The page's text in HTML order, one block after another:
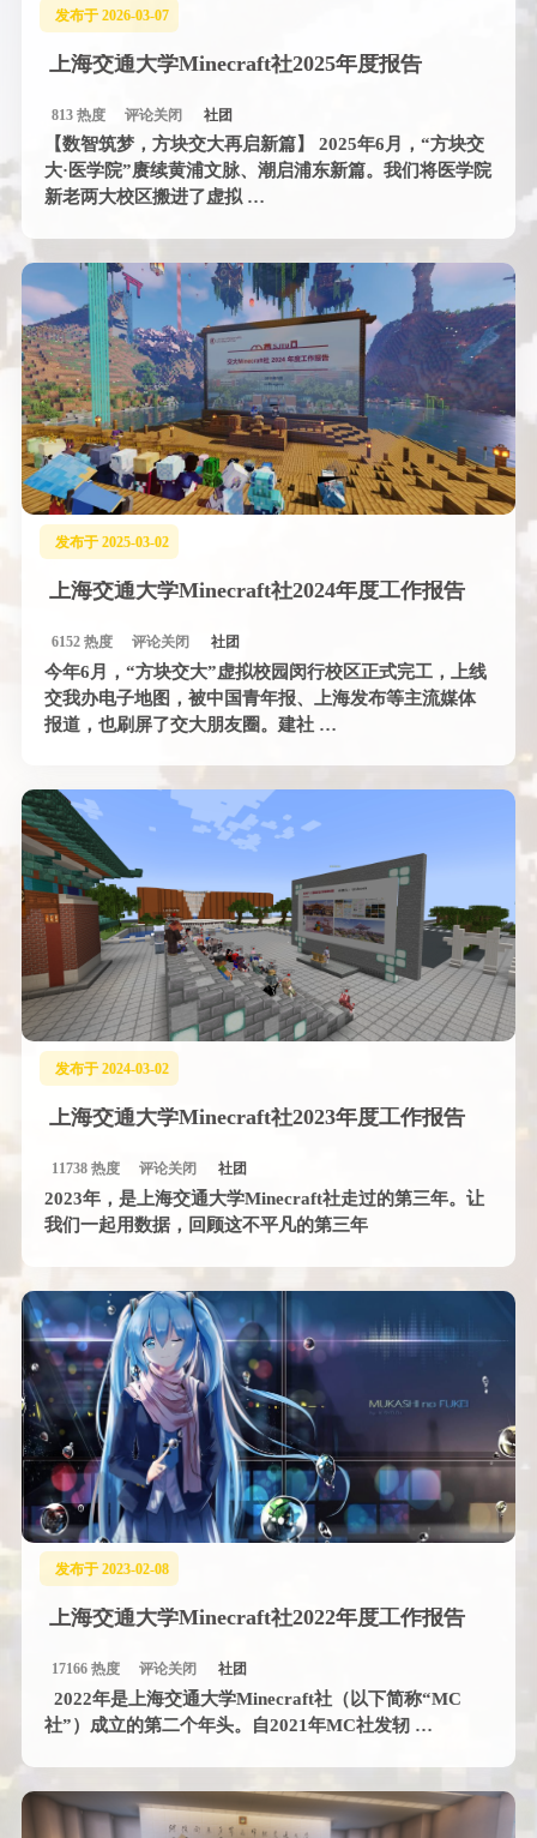
发布于 2026-03-07
上海交通大学Minecraft社2025年度报告
813 热度 评论关闭 社团
【数智筑梦，方块交大再启新篇】 2025年6月，“方块交
大·医学院”赓续黄浦文脉、潮启浦东新篇。我们将医学院
新老两大校区搬进了虚拟 …
发布于 2025-03-02
上海交通大学Minecraft社2024年度工作报告
6152 热度 评论关闭 社团
今年6月，“方块交大”虚拟校园闵行校区正式完工，上线
交我办电子地图，被中国青年报、上海发布等主流媒体
报道，也刷屏了交大朋友圈。建社 …
发布于 2024-03-02
上海交通大学Minecraft社2023年度工作报告
11738 热度 评论关闭 社团
2023年，是上海交通大学Minecraft社走过的第三年。让
我们一起用数据，回顾这不平凡的第三年
发布于 2023-02-08
上海交通大学Minecraft社2022年度工作报告
17166 热度 评论关闭 社团
2022年是上海交通大学Minecraft社（以下简称“MC
社”）成立的第二个年头。自2021年MC社发轫 …